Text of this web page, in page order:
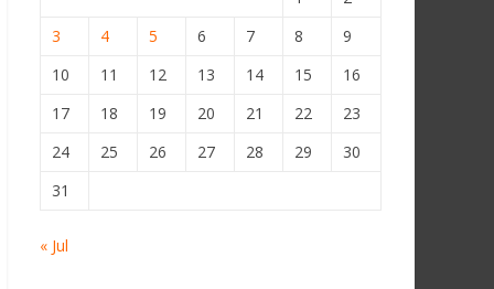
3
4 5 6 7 8
9
10
11 12 13 14 15
16
17
18 19 20 21 22
23
24
25 26 27 28 29
30
31
« Jul